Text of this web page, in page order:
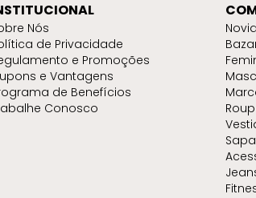
Nós
de Privacidade
e Promoções
e Vantagens
de Benefícios
Conosco